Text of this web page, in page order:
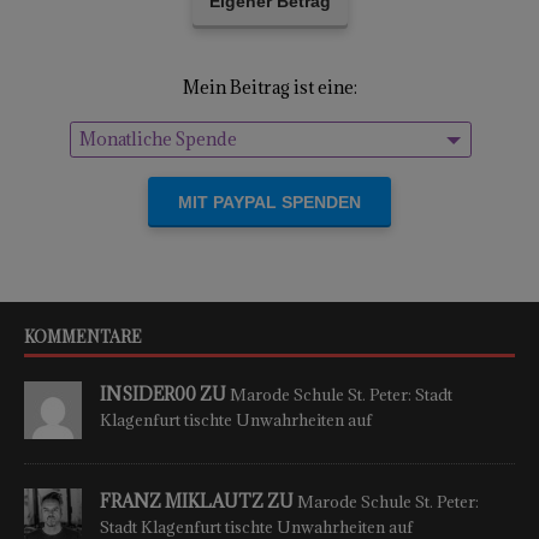
Mein Beitrag ist eine:
Einmalige Spende
Monatliche Spende
KOMMENTARE
INSIDER00 ZU Marode Schule St. Peter: Stadt
Klagenfurt tischte Unwahrheiten auf
FRANZ MIKLAUTZ ZU Marode Schule St. Peter:
Stadt Klagenfurt tischte Unwahrheiten auf